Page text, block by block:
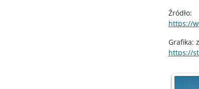
Źródło:
https://
Grafika:
https://